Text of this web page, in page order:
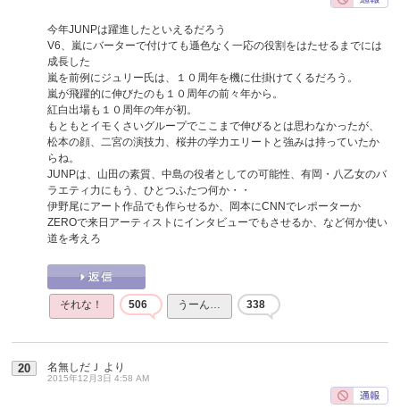
今年JUNPは躍進したといえるだろう
V6、嵐にバーターで付けても遜色なく一応の役割をはたせるまでには
成長した
嵐を前例にジュリー氏は、１０周年を機に仕掛けてくるだろう。
嵐が飛躍的に伸びたのも１０周年の前々年から。
紅白出場も１０周年の年が初。
もともとイモくさいグループでここまで伸びるとは思わなかったが、
松本の顔、二宮の演技力、桜井の学力エリートと強みは持っていたか
らね。
JUNPは、山田の素質、中島の役者としての可能性、有岡・八乙女のバ
ラエティ力にもう、ひとつふたつ何か・・
伊野尾にアート作品でも作らせるか、岡本にCNNでレポーターか
ZEROで来日アーティストにインタビューでもさせるか、など何か使い
道を考えろ
それな！ 506 うーん… 338
20 名無しだＪ より
2015年12月3日 4:58 AM